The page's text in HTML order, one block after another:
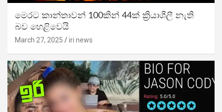
මෙරට කාන්තාවන් 100කින් 44ක් ක්‍රියාශීලී නැති
බව හෙළිවෙයි
March 27, 2025 iri news